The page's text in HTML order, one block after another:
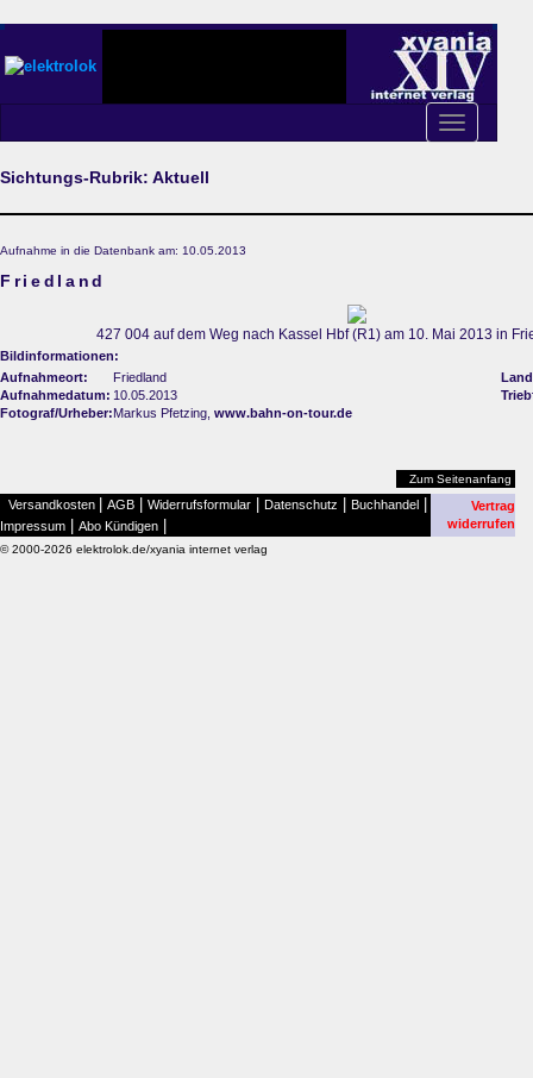
Toggle
navigation
Sichtungs-Rubrik: Aktuell
Aufnahme in die Datenbank am: 10.05.2013
Friedland
427 004 auf dem Weg nach Kassel Hbf (R1) am 10. Mai 2013 in
Bildinformationen:
Aufnahmeort:
Friedland
Aufnahmedatum: 10.05.2013
Fotograf/Urheber:Markus Pfetzing, www.bahn-on-tour.de
Zum Seitenanfang
Versandkosten AGB Widerrufsformular Datenschutz Buchhandel
Impressum Abo Kündigen
Vertrag
widerrufen
© 2000-2026 elektrolok.de/xyania internet verlag